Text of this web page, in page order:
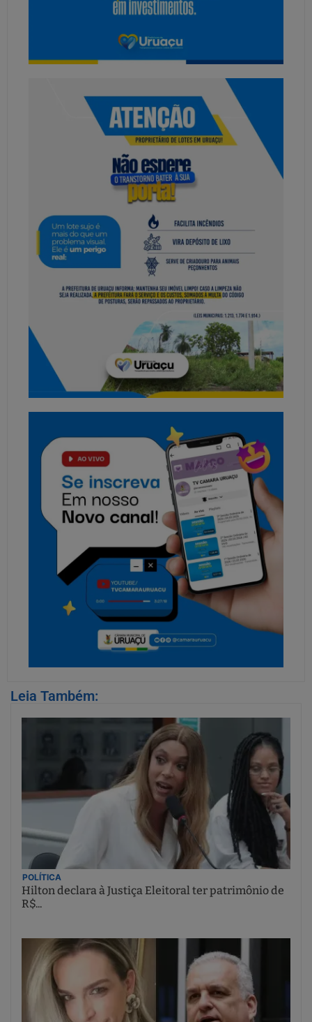
Leia Também:
POLÍTICA
Hilton declara à Justiça Eleitoral ter patrimônio de
R$...